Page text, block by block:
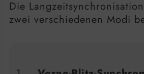
Die
zwei verschiedenen Modi